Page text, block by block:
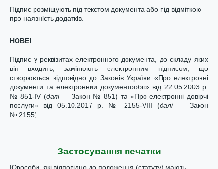
Підпис розміщують під текстом документа або під відміткою
про наявність додатків.
НОВЕ!
Підпис у реквізитах електронного документа, до складу яких
він входить, замінюють електронним підписом, що
створюється відповідно до Законів України «Про електронні
документи та електронний документообіг» від 22.05.2003 р.
№ 851-IV (далі— Закон № 851) та «Про електронні довірчі
послуги» від 05.10.2017 р. № 2155-VIII (далі— Закон
№ 2155).
Застосування печатки
Юрособи, які відповідно до положення (статуту) мають